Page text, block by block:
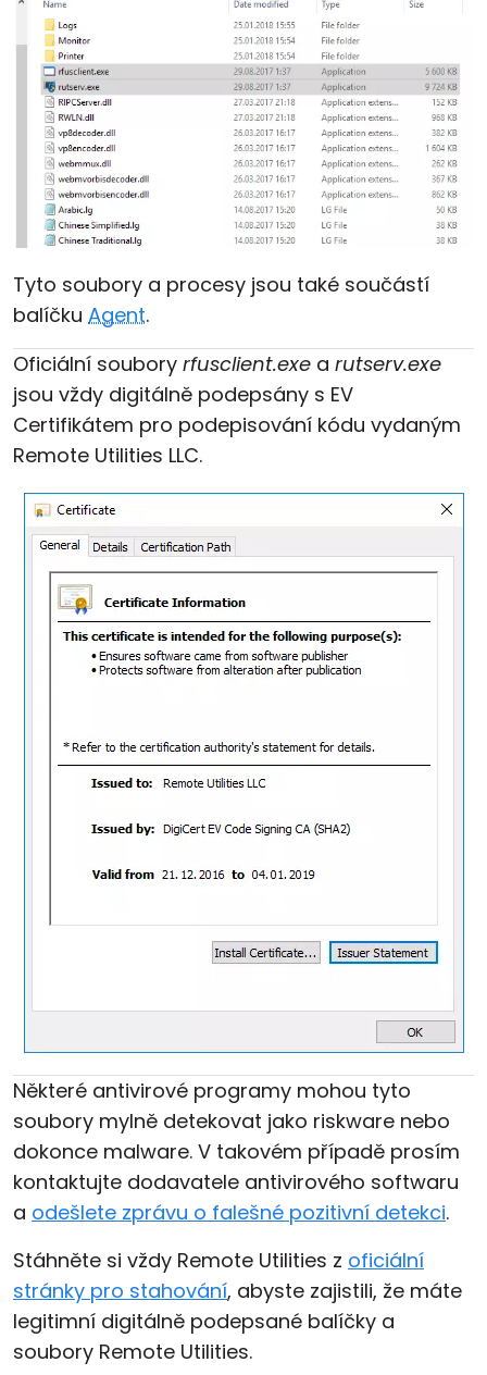
Tyto soubory a procesy jsou také součástí
balíčku Agent.
Oficiální soubory rfusclient.exe a rutserv.exe
jsou vždy digitálně podepsány s EV
Certifikátem pro podepisování kódu vydaným
Remote Utilities LLC.
Některé antivirové programy mohou tyto
soubory mylně detekovat jako riskware nebo
dokonce malware. V takovém případě prosím
kontaktujte dodavatele antivirového softwaru
a odešlete zprávu o falešné pozitivní detekci.
Stáhněte si vždy Remote Utilities z oficiální
stránky pro stahování, abyste zajistili, že máte
legitimní digitálně podepsané balíčky a
soubory Remote Utilities.